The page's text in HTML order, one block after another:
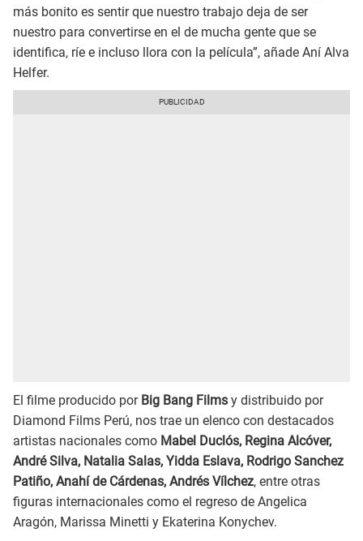
más bonito es sentir que nuestro trabajo deja de ser
nuestro para convertirse en el de mucha gente que se
identifica, ríe e incluso llora con la película”, añade Aní Alva
Helfer.
El filme producido por Big Bang Films y distribuido por
Diamond Films Perú, nos trae un elenco con destacados
artistas nacionales como Mabel Duclós, Regina Alcóver,
André Silva, Natalia Salas, Yidda Eslava, Rodrigo Sanchez
Patiño, Anahí de Cárdenas, Andrés Vílchez, entre otras
figuras internacionales como el regreso de Angelica
Aragón, Marissa Minetti y Ekaterina Konychev.